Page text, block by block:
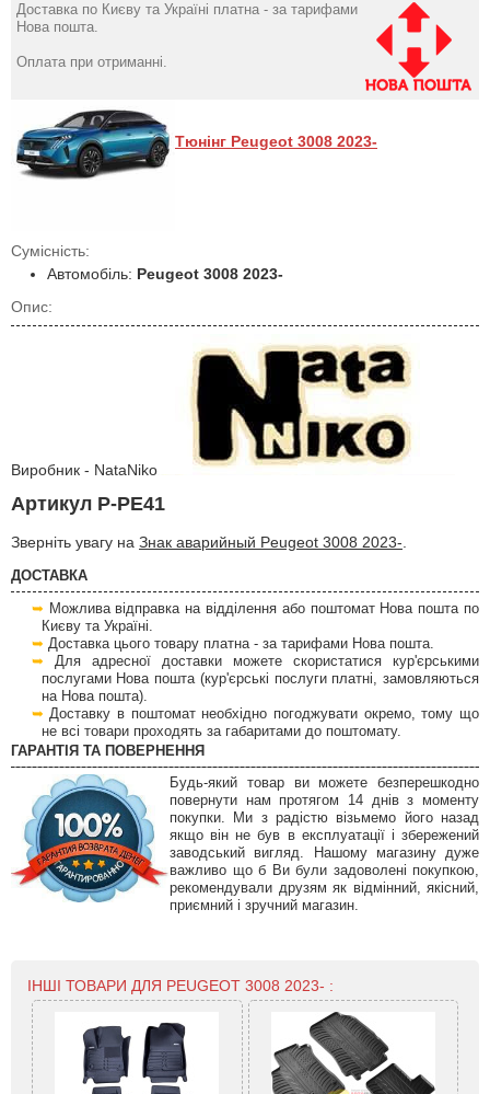
Доставка по Києву та Україні платна - за тарифами
Нова пошта.
Оплата при отриманні.
Тюнінг Peugeot 3008 2023-
Сумісність:
Автомобіль: Peugeot 3008 2023-
Опис:
Виробник - NataNiko
Артикул P-PE41
Зверніть увагу на Знак аварийный Peugeot 3008 2023-
ДОСТАВКА
Можлива відправка на відділення або поштомат Нова пошта по
Києву та Україні.
Доставка цього товару платна - за тарифами Нова пошта.
Для адресної доставки можете скористатися кур'єрськими
послугами Нова пошта (кур'єрські послуги платні, замовляються
на Нова пошта).
Доставку в поштомат необхідно погоджувати окремо, тому що
не всі товари проходять за габаритами до поштомату.
ГАРАНТІЯ ТА ПОВЕРНЕННЯ
Будь-який товар ви можете безперешкодно
повернути нам протягом 14 днів з моменту
покупки. Ми з радістю візьмемо його назад
якщо він не був в експлуатації і збережений
заводський вигляд. Нашому магазину дуже
важливо що б Ви були задоволені покупкою,
рекомендували друзям як відмінний, якісний,
приємний і зручний магазин.
ІНШІ ТОВАРИ ДЛЯ PEUGEOT 3008 2023- :